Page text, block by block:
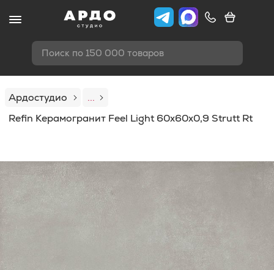
Поиск по 150 000 товаров
Ардостудио
...
Refin Керамогранит Feel Light 60x60x0,9 Strutt Rt